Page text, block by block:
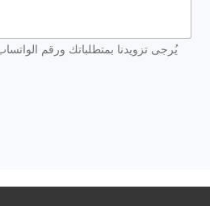
يُرجى تزويدنا بمتطلباتك ورقم